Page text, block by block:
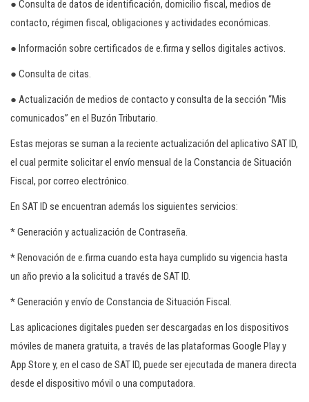
● Consulta de datos de identificación, domicilio fiscal, medios de
contacto, régimen fiscal, obligaciones y actividades económicas.
● Información sobre certificados de e.firma y sellos digitales activos.
● Consulta de citas.
● Actualización de medios de contacto y consulta de la sección “Mis
comunicados” en el Buzón Tributario.
Estas mejoras se suman a la reciente actualización del aplicativo SAT ID,
el cual permite solicitar el envío mensual de la Constancia de Situación
Fiscal, por correo electrónico.
En SAT ID se encuentran además los siguientes servicios:
* Generación y actualización de Contraseña.
* Renovación de e.firma cuando esta haya cumplido su vigencia hasta
un año previo a la solicitud a través de SAT ID.
* Generación y envío de Constancia de Situación Fiscal.
Las aplicaciones digitales pueden ser descargadas en los dispositivos
móviles de manera gratuita, a través de las plataformas Google Play y
App Store y, en el caso de SAT ID, puede ser ejecutada de manera directa
desde el dispositivo móvil o una computadora.